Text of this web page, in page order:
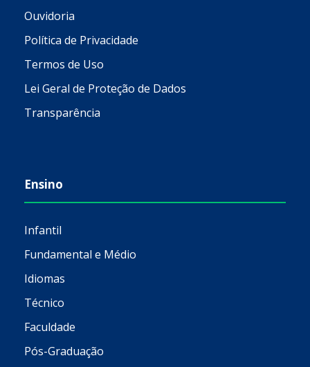
Ouvidoria
Política de Privacidade
Termos de Uso
Lei Geral de Proteção de Dados
Transparência
Ensino
Infantil
Fundamental e Médio
Idiomas
Técnico
Faculdade
Pós-Graduação